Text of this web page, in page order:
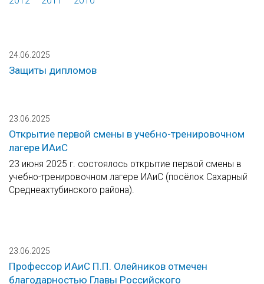
24.06.2025
Защиты дипломов
23.06.2025
Открытие первой смены в учебно-тренировочном
лагере ИАиС
23 июня 2025 г. состоялось открытие первой смены в
учебно-тренировочном лагере ИАиС (посёлок Сахарный
Среднеахтубинского района).
23.06.2025
Профессор ИАиС П.П. Олейников отмечен
благодарностью Главы Российского